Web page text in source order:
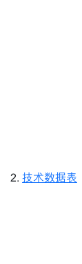
技术数据表